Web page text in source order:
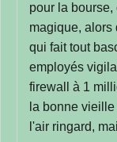
pour la
magique, alors
qui fait tout
employés
firewall à 1
la bonne
l'air ringard,